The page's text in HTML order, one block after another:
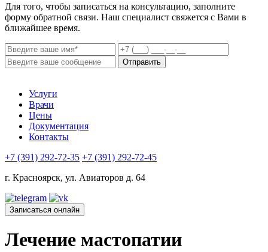
Для того, чтобы записаться на консультацию, заполните
форму обратной связи. Наш специалист свяжется с Вами в
ближайшее время.
Отправить
Услуги
Врачи
Цены
Документация
Контакты
+7 (391) 292-72-35 +7 (391) 292-72-45
г. Красноярск, ул. Авиаторов д. 64
Записаться онлайн
Лечение мастопатии